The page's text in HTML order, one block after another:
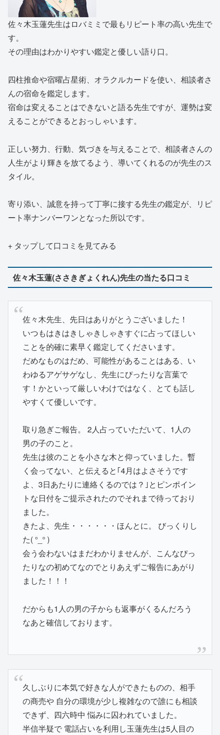
佐々木玉蓮先生はロバミミで最もリピート率の高い先生で
す。
その理由はわかりやすい鑑定と優しい語り口。
四柱推命や宿曜占星術、オラクルカードを使い、相談者さ
んの宿命を鑑定します。
宿命は変えることはできないと語る先生ですが、運勢は変
えることができるとおっしゃいます。
正しい努力、行動、気づきを与えることで、相談者さんの
人生がより輝きを放てるよう、導いてくれるのが先生のス
タイル。
寄り添い、誠意を持って丁寧に接する先生の鑑定が、リピ
ート率ナンバーワンとなった所以です。
+ タップして口コミを見てみる
佐々木玉蓮(ささきぎょくれん)先生の当たる口コミ
佐々木先生、先日はありがとうございました！
いつもはきはきしゃきしゃきすぐに占ってほしい
ことを的確に素早く鑑定してくださいます。
だめなものはだめ、可能性があることはある、い
わゆるアゲサゲなし、先生にぴったりな言葉で
す！かといって厳しいわけではなく、とても話し
やすくて優しいです。
取り急ぎご報告。 2人占っていただいて、1人の
男の子のこと。
先生は彼のことを小さな木と仰っていました。暫
く会ってない、と伝えると｢4月はよさそうです
よ、3日あたりに連絡くるのでは？｣とピンポイン
トな日付をご提示されたのでそれまで待っており
ました。
きたよ、先生・・・・・・ほんとに。 びっくりし
た( °_° )
会う会わないはまだわかりませんが、こんなぴっ
たりなの初めてなのでとりあえずご報告にあがり
ました！！！
だからも1人の男の子からも返事がくるんだろう
なあと確信しております。
久しぶりに本気で好きな人ができたものの、相手
の商売や 自分の環境が少し複雑なので誰にも相談
できず、四六時中 悩みに囚われていました。
半信半疑で 電話占いを利用し玉蓮先生は5人目の